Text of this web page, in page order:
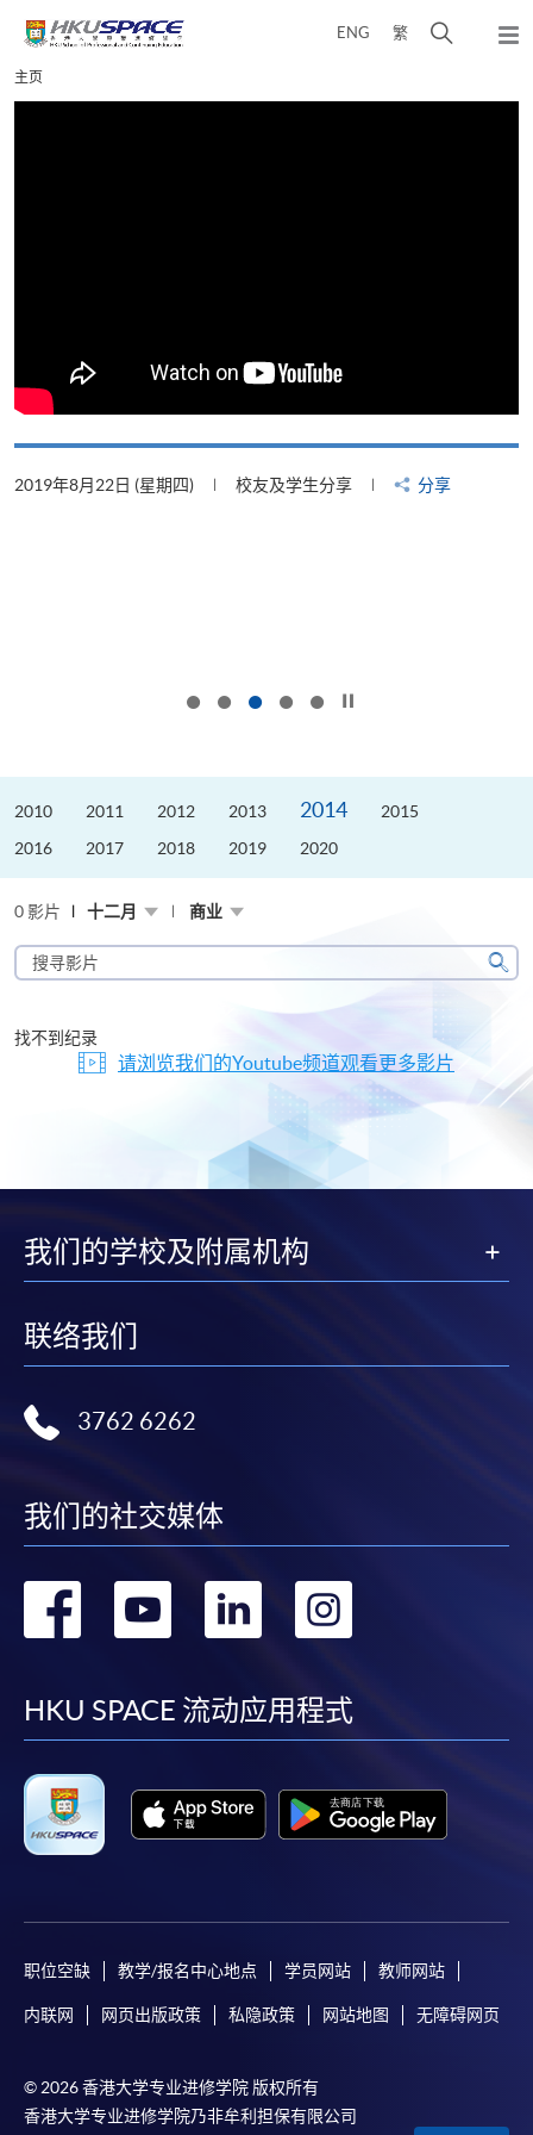
content
ENG 繁
弹
Main
content
主页
2019年8月22日 (星期四) 校友及学生分享 分享
2010 2011 2012 2013 2014
2015
2016
2017 2018 2019 2020
0 影片 十二月 商业
搜
寻
片
搜
找不到纪录
请浏览我们的Youtube频道观看更多影片
我们的学校及附属机构
联络我们
3762 6262
我们的社交媒体
转
facebook
转
youtube
转
linkedin
转
HKU SPACE 流动应用程式
职位空缺 教学/报名中心地点 学员网站 教师网站
内联网 网页出版政策 私隐政策 网站地图 无障碍网页
© 2026 香港大学专业进修学院 版权所有
香港大学专业进修学院乃非牟利担保有限公司